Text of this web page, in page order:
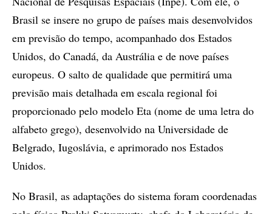
Brasil se insere no grupo de países mais desenvolvidos
em previsão do tempo, acompanhado dos Estados
Unidos, do Canadá, da Austrália e de nove países
europeus. O salto de qualidade que permitirá uma
previsão mais detalhada em escala regional foi
proporcionado pelo modelo Eta (nome de uma letra do
alfabeto grego), desenvolvido na Universidade de
Belgrado, Iugoslávia, e aprimorado nos Estados
Unidos.
No Brasil, as adaptações do sistema foram coordenadas